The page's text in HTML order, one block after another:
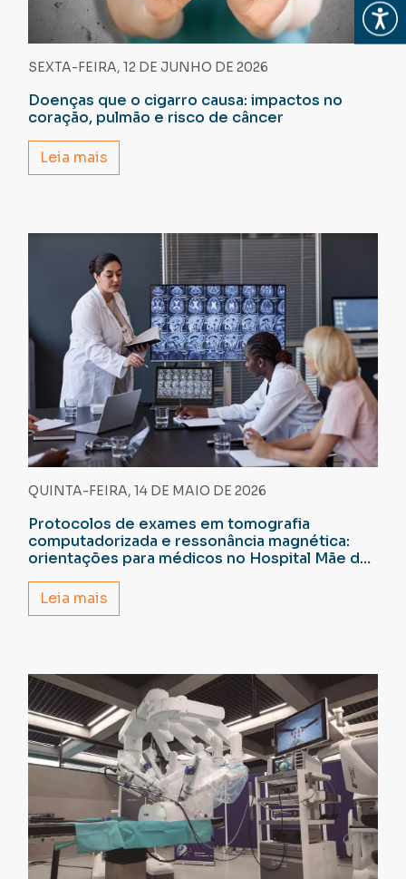
Abrir
SEXTA-FEIRA, 12 DE JUNHO DE 2026
Doenças que o cigarro causa: impactos no
coração, pulmão e risco de câncer
Leia mais
QUINTA-FEIRA, 14 DE MAIO DE 2026
Protocolos de exames em tomografia
computadorizada e ressonância magnética:
orientações para médicos no Hospital Mãe de
Leia mais